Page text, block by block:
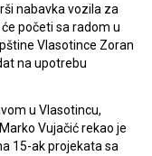
nabavka vozila za
početi sa radom u
Vlasotince Zoran
na upotrebu
u Vlasotincu,
Vujačić rekao je
15-ak projekata sa